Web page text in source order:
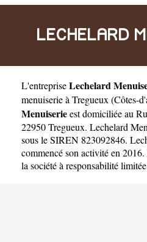
LECHELARD
L'entrepriseLechelard
menuiserie à Tregueux (Côtes-
Menuiserieest domiciliée au
22950 Tregueux. Lechelard
sous le SIREN 823092846.
commencé son activité en
la société à responsabilité